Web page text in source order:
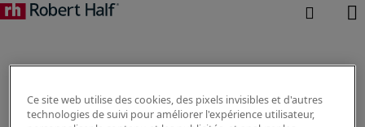
Ce site web utilise des cookies, des pixels invisibles et d'autres
technologies de suivi pour améliorer l'expérience utilisateur,